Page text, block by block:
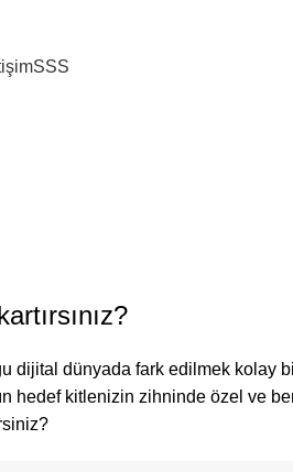
SSS
dünyada fark edilmek kolay bir
hedef kitlenizin zihninde özel ve